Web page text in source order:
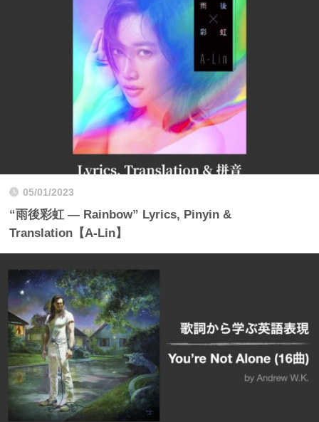
05/01/2023
“雨後彩虹 — Rainbow” Lyrics, Pinyin &
Translation【A-Lin】